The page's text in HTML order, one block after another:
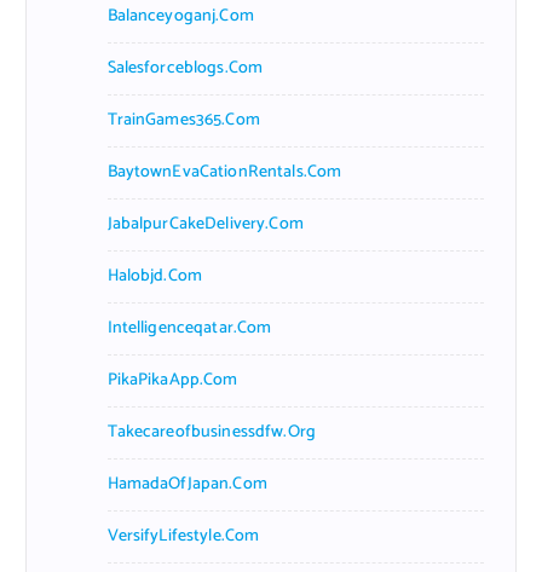
Balanceyoganj.com
Salesforceblogs.com
TrainGames365.com
BaytownEvaCationRentals.com
JabalpurCakeDelivery.com
Halobjd.com
Intelligenceqatar.com
PikaPikaApp.com
Takecareofbusinessdfw.org
HamadaOfJapan.com
VersifyLifestyle.com